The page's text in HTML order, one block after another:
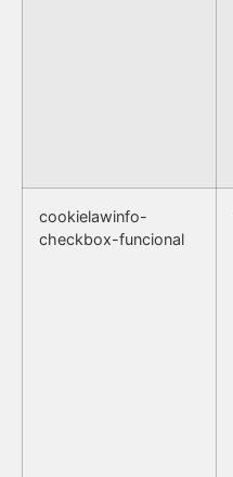
cookielawinfo-
checkbox-funcional